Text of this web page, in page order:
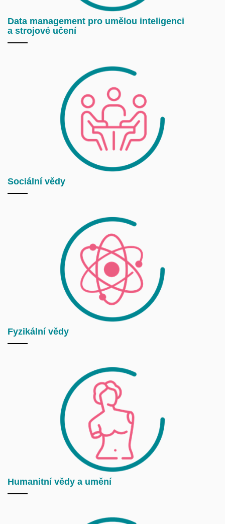
Data management pro umělou inteligenci
a strojové učení
Sociální vědy
Fyzikální vědy
Humanitní vědy a umění